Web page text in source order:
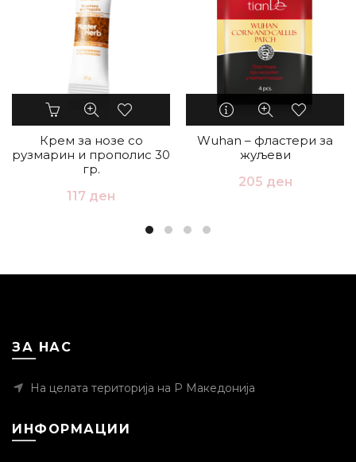
Крем за нозе со
рузмарин и прополис 30
гр.
117 ден
Wuhan – фластери за
жуљеви
205 ден
ЗА НАС
На целата територија на Р Македонија
ИНФОРМАЦИИ